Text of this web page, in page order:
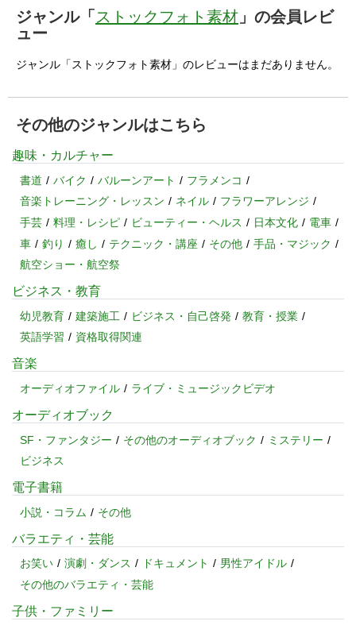
ジャンル「 ストックフォト素材 」の会員レビ
ュー
ジャンル「ストックフォト素材」のレビューはまだありません。
その他のジャンルはこちら
趣味・カルチャー
書道 バイク バルーンアート
フラメンコ
音楽トレーニング・レッスン
ネイル
フラワーアレンジ
手芸
料理・レシピ ビューティー・ヘルス 日本文化
電車
車
釣り 癒し テクニック・講座 その他
手品・マジック
航空ショー・航空祭
ビジネス・教育
幼児教育 建築施工 ビジネス・自己啓発
教育・授業
英語学習
資格取得関連
音楽
オーディオファイル ライブ・ミュージックビデオ
オーディオブック
SF・ファンタジー その他のオーディオブック
ミステリー
ビジネス
電子書籍
小説・コラム その他
バラエティ・芸能
お笑い 演劇・ダンス ドキュメント
男性アイドル
その他のバラエティ・芸能
子供・ファミリー